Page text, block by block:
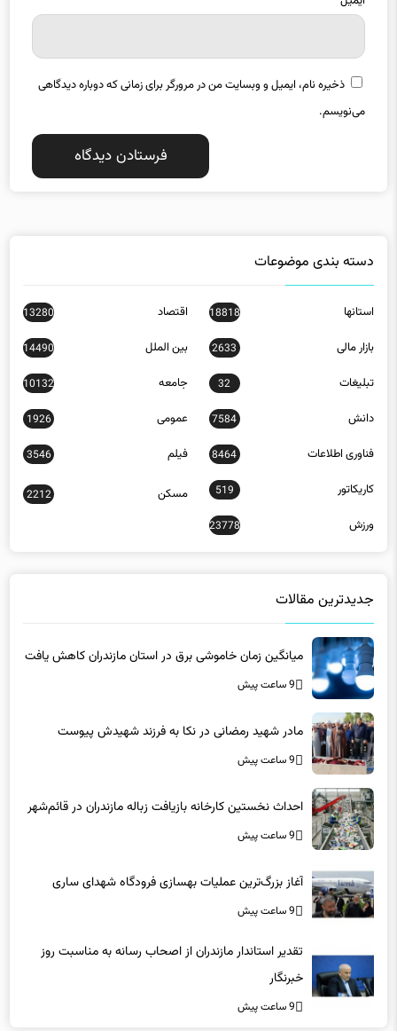
ذخیره نام، ایمیل و وبسایت من در مرورگر برای زمانی که دوباره دیدگاهی
می‌نویسم.
دسته بندی موضوعات
استانها 18818 اقتصاد 13280
بازار مالی 2633 بین الملل 14490
تبلیغات 32 جامعه 10132
دانش 7584 عمومی 1926
فناوری اطلاعات 8464 فیلم 3546
کاریکاتور 519 مسکن 2212
ورزش 23778
جدیدترین مقالات
میانگین زمان خاموشی برق در استان مازندران کاهش یافت
9 ساعت پیش
مادر شهید رمضانی در نکا به فرزند شهیدش پیوست
9 ساعت پیش
احداث نخستین کارخانه بازیافت زباله مازندران در قائم‌شهر
9 ساعت پیش
آغاز بزرگ‌ترین عملیات بهسازی فرودگاه شهدای ساری
9 ساعت پیش
تقدیر استاندار مازندران از اصحاب رسانه به مناسبت روز
خبرنگار
9 ساعت پیش